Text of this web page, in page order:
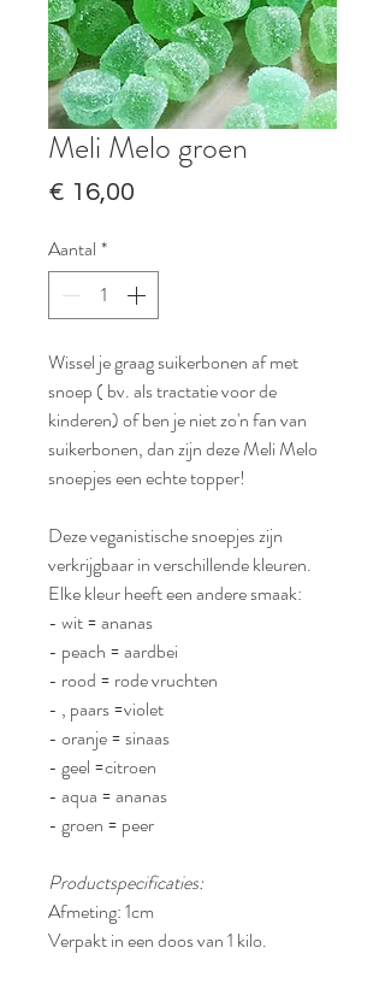
Meli Melo groen
€ 16,00
Aantal *
Wissel je graag suikerbonen af met
snoep ( bv. als tractatie voor de
kinderen) of ben je niet zo'n fan van
suikerbonen, dan zijn deze Meli Melo
snoepjes een echte topper!
Deze veganistische snoepjes zijn
verkrijgbaar in verschillende kleuren.
Elke kleur heeft een andere smaak:
- wit = ananas
- peach = aardbei
- rood = rode vruchten
- , paars =violet
- oranje = sinaas
- geel =citroen
- aqua = ananas
- groen = peer
Productspecificaties:
Afmeting: 1cm
Verpakt in een doos van1 kilo.